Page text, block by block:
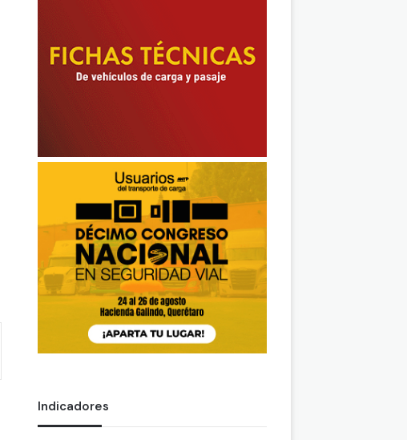
Indicadores